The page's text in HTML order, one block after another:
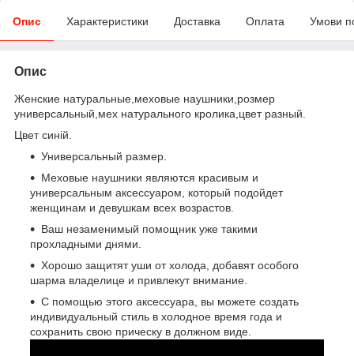
Опис Характеристики Доставка Оплата Умови
Опис
Женские натуральные,меховые наушники,розмер
универсальный,мех натурального кролика,цвет разный.
Цвет синій.
Универсальный размер.
Меховые наушники являются красивым и
универсальным аксессуаром, который подойдет
женщинам и девушкам всех возрастов.
Ваш незаменимый помощник уже такими
прохладными днями.
Хорошо защитят уши от холода, добавят особого
шарма владелице и привлекут внимание.
С помощью этого аксессуара, вы можете создать
индивидуальный стиль в холодное время года и
сохранить свою прическу в должном виде.